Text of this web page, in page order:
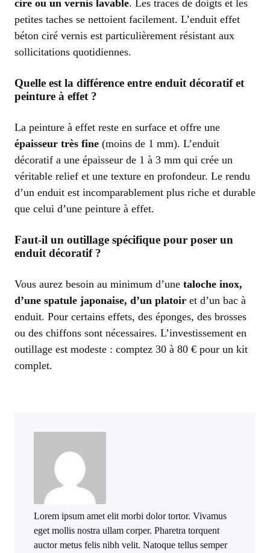
cire ou un vernis lavable. Les traces de doigts et les
petites taches se nettoient facilement. L’enduit effet
béton ciré vernis est particulièrement résistant aux
sollicitations quotidiennes.
Quelle est la différence entre enduit décoratif et
peinture à effet ?
La peinture à effet reste en surface et offre une
épaisseur très fine (moins de 1 mm). L’enduit
décoratif a une épaisseur de 1 à 3 mm qui crée un
véritable relief et une texture en profondeur. Le rendu
d’un enduit est incomparablement plus riche et durable
que celui d’une peinture à effet.
Faut-il un outillage spécifique pour poser un
enduit décoratif ?
Vous aurez besoin au minimum d’une taloche inox,
d’une spatule japonaise, d’un platoir et d’un bac à
enduit. Pour certains effets, des éponges, des brosses
ou des chiffons sont nécessaires. L’investissement en
outillage est modeste : comptez 30 à 80 € pour un kit
complet.
Lorem ipsum amet elit morbi dolor tortor. Vivamus
eget mollis nostra ullam corper. Pharetra torquent
auctor metus felis nibh velit. Natoque tellus semper